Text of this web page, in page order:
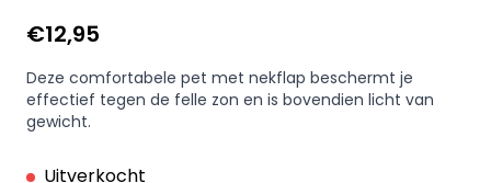
€12,95
Deze comfortabele pet met nekflap beschermt je
effectief tegen de felle zon en is bovendien licht van
gewicht.
Uitverkocht